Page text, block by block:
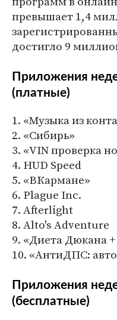
превышает 1,4
достигло 9
Приложения
(платные)
1. «Музыка из
2. «Сибирь»
3. «VIN проверка
4. HUD Speed
5. «ВКармане»
6. Plague Inc.
7. Afterlight
8. Alto's Adventure
9. «Диета Дюкана
10. «АнтиДПС:
Приложения
(бесплатные)